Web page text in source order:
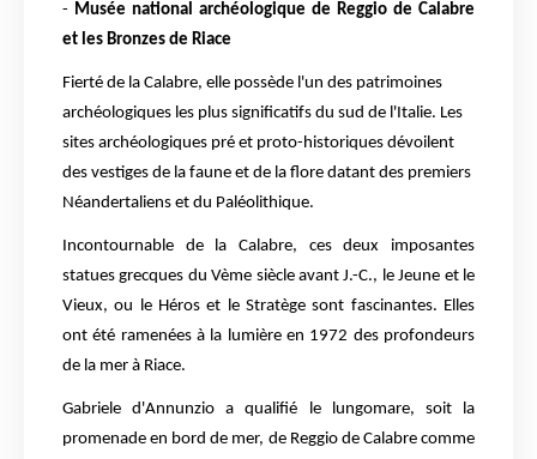
- Musée national archéologique de Reggio de Calabre
et les Bronzes de Riace
Fierté de la Calabre, elle possède l'un des patrimoines
archéologiques les plus significatifs du sud de l'Italie. Les
sites archéologiques pré et proto-historiques dévoilent
des vestiges de la faune et de la flore datant des premiers
Néandertaliens et du Paléolithique.
Incontournable de la Calabre, ces deux imposantes
statues grecques du Vème siècle avant J.-C., le Jeune et le
Vieux, ou le Héros et le Stratège sont fascinantes. Elles
ont été ramenées à la lumière en 1972 des profondeurs
de la mer à Riace.
Gabriele d'Annunzio a qualifié le lungomare, soit la
promenade en bord de mer, de Reggio de Calabre comme